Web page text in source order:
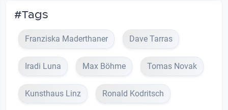
#Tags
Franziska Maderthaner Dave Tarras
Iradi Luna Max Böhme Tomas Novak
Kunsthaus Linz Ronald Kodritsch